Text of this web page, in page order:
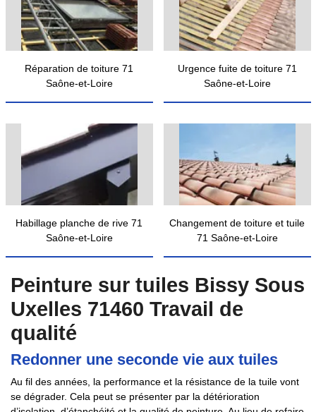
Réparation de toiture 71
Saône-et-Loire
Urgence fuite de toiture 71
Saône-et-Loire
Habillage planche de rive 71
Saône-et-Loire
Changement de toiture et tuile
71 Saône-et-Loire
Peinture sur tuiles Bissy Sous
Uxelles 71460 Travail de
qualité
Redonner une seconde vie aux tuiles
Au fil des années, la performance et la résistance de la tuile vont
se dégrader. Cela peut se présenter par la détérioration